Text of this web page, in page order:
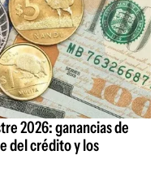
2026: ganancias de
del crédito y los